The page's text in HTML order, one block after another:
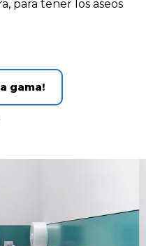
para tener los aseos
gama!